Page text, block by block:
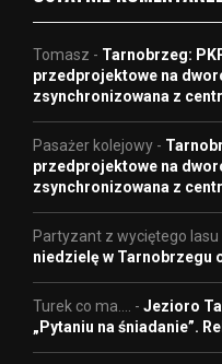
Tomasz - Tarnobrzeg:
przedprojektowe na
zsynchronizowana z
Pasażer kolejowy -
przedprojektowe na
zsynchronizowana z
Partyzant z wyciętego lasu
niedzielę w Tarnobrzegu
Turek co ma.... - Jezioro
„Pytaniu na śniadanie”.